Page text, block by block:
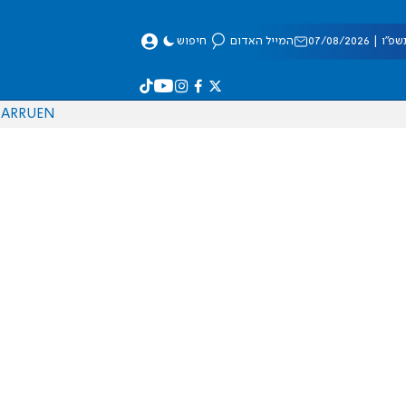
08/2026 המייל האדום חיפוש
EN
RU
AR